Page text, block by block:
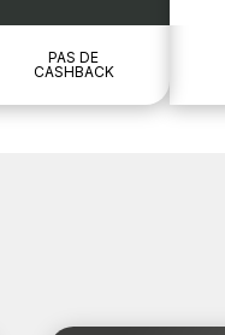
PAS DE
CASHBACK